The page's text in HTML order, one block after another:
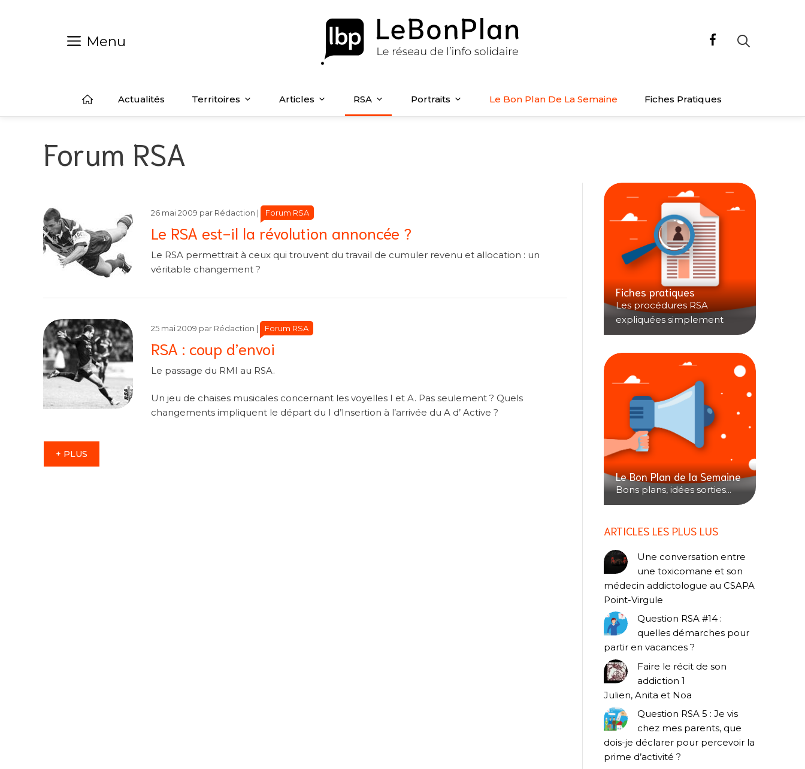
Menu
Actualités Territoires Articles RSA Portraits Le Bon Plan De La Semaine Fiches Pratiques
Forum RSA
Le RSA est-il la révolution annoncée ?
26 mai 2009 par Rédaction Catégories
Catégories
Forum RSA
Le RSA permettrait à ceux qui trouvent du travail de cumuler revenu et allocation : un
véritable changement ?
RSA : coup d’envoi
25 mai 2009 par Rédaction Catégories
Catégories
Forum RSA
Le passage du RMI au RSA.
Un jeu de chaises musicales concernant les voyelles I et A. Pas seulement ? Quels
changements impliquent le départ du I d’Insertion à l’arrivée du A d’ Active ?
+ PLUS
Fiches pratiques
Les procédures RSA
expliquées simplement
Le Bon Plan de la Semaine
Bons plans, idées sorties...
ARTICLES LES PLUS LUS
Une conversation entre
une toxicomane et son
médecin addictologue au CSAPA
Point-Virgule
Question RSA #14 :
quelles démarches pour
partir en vacances ?
Faire le récit de son
addiction 1
Julien, Anita et Noa
Question RSA 5 : Je vis
chez mes parents, que
dois-je déclarer pour percevoir la
prime d’activité ?